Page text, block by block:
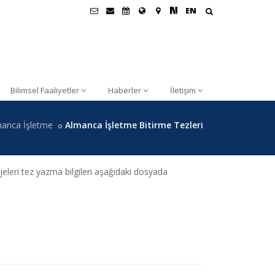
EN
Bilimsel Faaliyetler Haberler İletişim
İşletme Almanca İşletme Bitirme Tezleri
tez yazma bilgileri aşağıdaki dosyada